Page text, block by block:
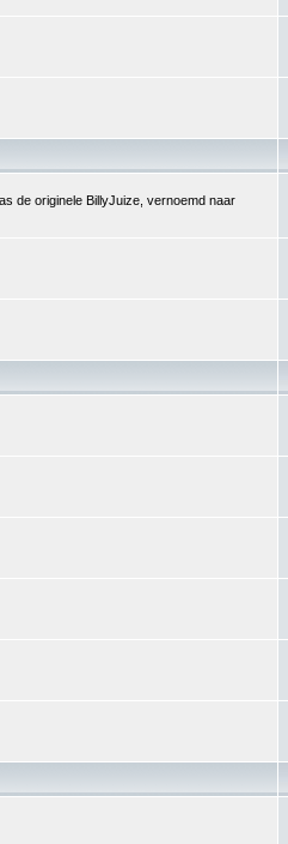
de originele BillyJuize, vernoemd naar